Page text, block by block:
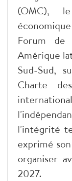
(OMC),
Forum de
Amérique
Sud-Sud,
Charte
l'intégrité
exprimé
organiser
2027.